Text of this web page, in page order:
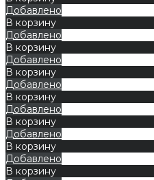
Добавлено
В корзину
Добавлено
В корзину
Добавлено
В корзину
Добавлено
В корзину
Добавлено
В корзину
Добавлено
В корзину
Добавлено
В корзину